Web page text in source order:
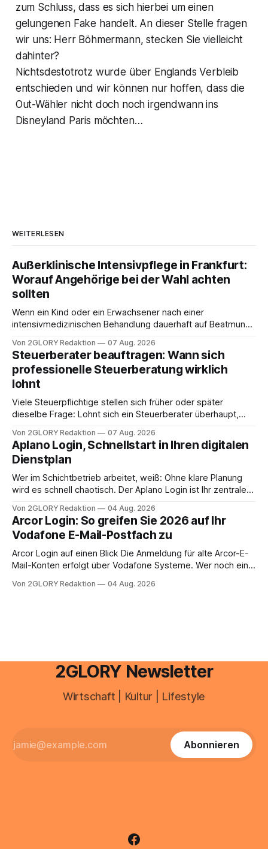
zum Schluss, dass es sich hierbei um einen
gelungenen Fake handelt. An dieser Stelle fragen
wir uns: Herr Böhmermann, stecken Sie vielleicht
dahinter?
Nichtsdestotrotz wurde über Englands Verbleib
entschieden und wir können nur hoffen, dass die
Out-Wähler nicht doch noch irgendwann ins
Disneyland Paris möchten…
WEITERLESEN
Außerklinische Intensivpflege in Frankfurt:
Worauf Angehörige bei der Wahl achten
sollten
Wenn ein Kind oder ein Erwachsener nach einer
intensivmedizinischen Behandlung dauerhaft auf Beatmung
angewiesen ist, stellt sich für Familien eine schwierige
Frage: Muss die Versorgung dauerhaft in der Klinik bleiben –
oder ist ein Leben zu Hause möglich? Die außerklinische
Intensivpflege bietet genau diese Alternative: Sie
Von 2GLORY Redaktion 07 Aug. 2026
Steuerberater beauftragen: Wann sich
professionelle Steuerberatung wirklich
lohnt
Viele Steuerpflichtige stellen sich früher oder später
dieselbe Frage: Lohnt sich ein Steuerberater überhaupt,
erledigen? Die kurze Antwort: Bei einfachen
Einkommensverhältnissen reicht häufig eine Steuersoftware
aus – sobald jedoch mehrere Einkunftsarten
zusammentreffen oder größere finanzielle Veränderungen
anstehen, zahlt sich professionelle Unterstützung meist
Von 2GLORY Redaktion 07 Aug. 2026
Aplano Login, Schnellstart in Ihren digitalen
Dienstplan
Wer im Schichtbetrieb arbeitet, weiß: Ohne klare Planung
wird es schnell chaotisch. Der Aplano Login ist Ihr zentraler
abwesenheiten und die gesamte kommunikation rund um
Ihr personal digital zu organisieren. In diesem Leitfaden
erfahren Sie alles, was Sie für einen reibungslosen Einstieg
brauchen, von der Registrierung
Von 2GLORY Redaktion 04 Aug. 2026
Arcor Login: So greifen Sie 2026 auf Ihr
Vodafone E-Mail-Postfach zu
Arcor Login auf einen Blick Die Anmeldung für alte Arcor-E-
Mail-Konten erfolgt über Vodafone Systeme. Wer noch eine
besitzt, loggt sich heute über das Vodafone E-Mail & Cloud
Von 2GLORY Redaktion 04 Aug. 2026
2GLORY Newsletter
Wirtschaft | Kultur | Lifestyle
Abonnieren